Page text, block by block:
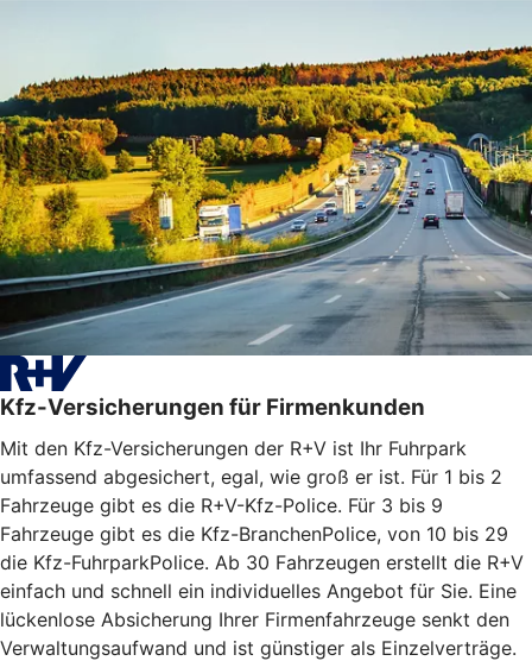
Kfz-Versicherungen für Firmenkunden
Mit den Kfz-Versicherungen der R+V ist Ihr Fuhrpark
umfassend abgesichert, egal, wie groß er ist. Für 1 bis 2
Fahrzeuge gibt es die R+V-Kfz-Police. Für 3 bis 9
Fahrzeuge gibt es die Kfz-BranchenPolice, von 10 bis 29
die Kfz-FuhrparkPolice. Ab 30 Fahrzeugen erstellt die R+V
einfach und schnell ein individuelles Angebot für Sie. Eine
lückenlose Absicherung Ihrer Firmenfahrzeuge senkt den
Verwaltungsaufwand und ist günstiger als Einzelverträge.